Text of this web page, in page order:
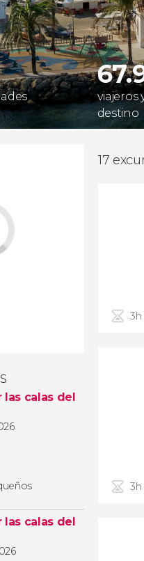
viajeros
destino
las calas del
las calas del
17